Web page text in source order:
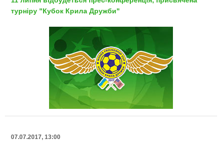
турніру "Кубок Крила Дружби"
07.07.2017, 13:00